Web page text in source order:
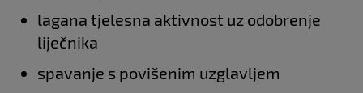
lagana tjelesna aktivnost uz odobrenje
liječnika
spavanje s povišenim uzglavljem